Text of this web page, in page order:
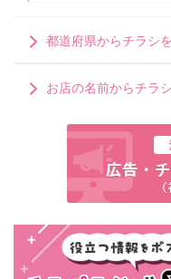
都道府県からチラシ
お店の名前からチラ